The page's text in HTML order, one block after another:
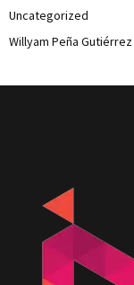
Uncategorized
Willyam Peña Gutiérrez